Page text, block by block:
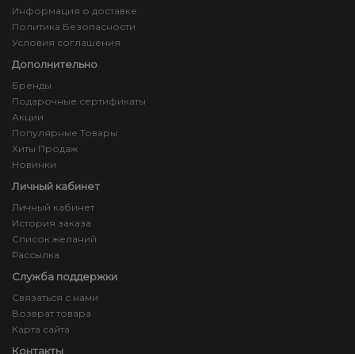
Информация о доставке
Политика Безопасности
Условия соглашения
Дополнительно
Бренды
Подарочные сертификаты
Акции
Популярные Товары
Хиты Продаж
Новинки
Личный кабинет
Личный кабинет
История заказа
Список желаний
Рассылка
Служба поддержки
Связаться с нами
Возврат товара
Карта сайта
Контакты